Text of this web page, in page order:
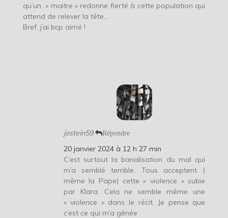
qu’un » maitre » redonne fierté à cette population qui
attend de relever la tête…
Bref, j’ai bcp aimé !
jostein59 Répondre
20 janvier 2024 à 12 h 27 min
C’est surtout la banalisation du mal qui
m’a semblé terrible. Tous acceptent (
même la Pape) cette « violence » subie
par Klara. Cela ne semble même une
« violence » dans le récit. Je pense que
c’est ce qui m’a gênée